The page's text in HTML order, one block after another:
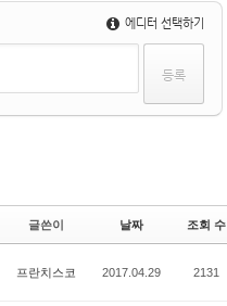
에디터 선택하기
글쓴이 날짜 조회 수
프란치스코 2017.04.29 2131